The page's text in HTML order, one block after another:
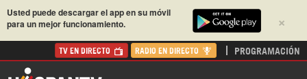
×
Usted puede descargar el app en su móvil
para un mejor funcionamiento.
TV EN DIRECTO RADIO EN DIRECTO PROGRAMACIÓN